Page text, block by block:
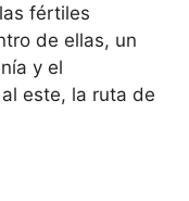
fértiles
de ellas, un
y el
este, la ruta de